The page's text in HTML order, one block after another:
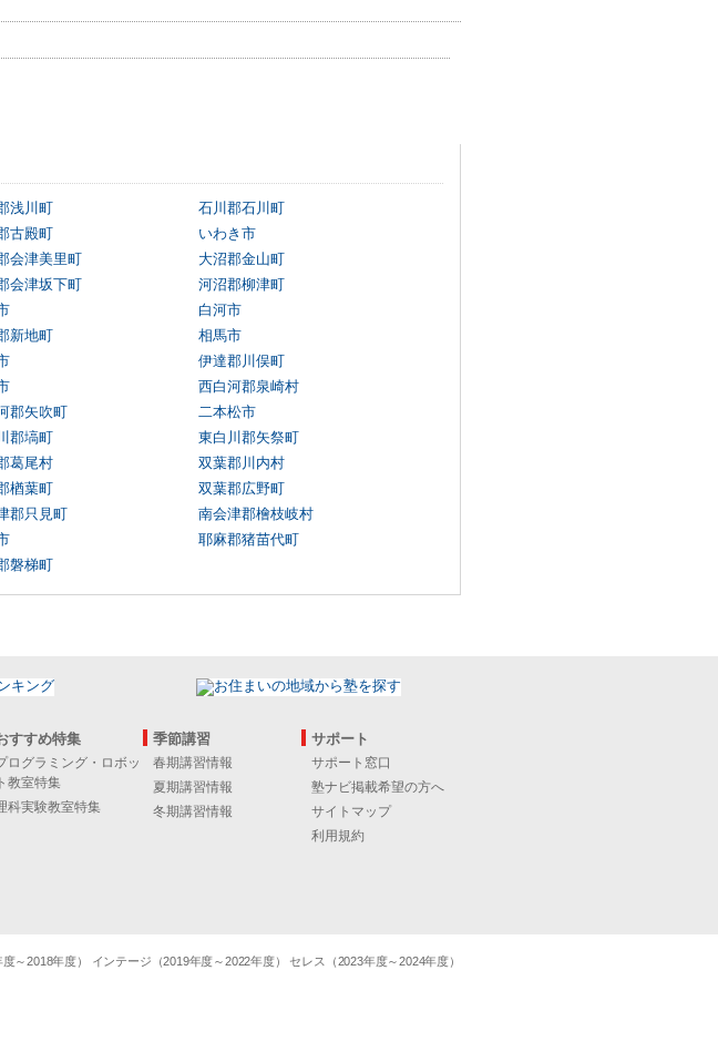
浅川町
石川郡石川町
古殿町
いわき市
会津美里町
大沼郡金山町
会津坂下町
河沼郡柳津町
白河市
新地町
相馬市
伊達郡川俣町
西白河郡泉崎村
郡矢吹町
二本松市
郡塙町
東白川郡矢祭町
葛尾村
双葉郡川内村
楢葉町
双葉郡広野町
郡只見町
南会津郡檜枝岐村
耶麻郡猪苗代町
磐梯町
すすめ特集
ログラミング・ロボッ
ト教室特集
科実験教室特集
季節講習
春期講習情報
夏期講習情報
冬期講習情報
サポート
サポート窓口
塾ナビ掲載希望の方へ
サイトマップ
利用規約
2018年度） インテージ（2019年度～2022年度） セレス（2023年度～2024年度）